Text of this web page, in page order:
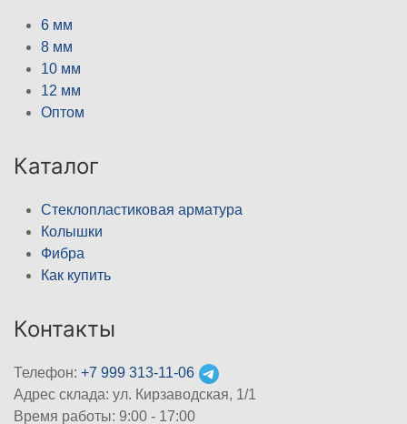
6 мм
8 мм
10 мм
12 мм
Оптом
Каталог
Стеклопластиковая арматура
Колышки
Фибра
Как купить
Контакты
Телефон: +7 999 313-11-06
Адрес склада: ул. Кирзаводская, 1/1
Время работы: 9:00 - 17:00